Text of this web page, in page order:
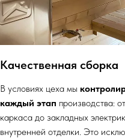
Качественная сборка
В условиях цеха мы
каждый этап производства:
каркаса до закладных
внутренней отделки. Это